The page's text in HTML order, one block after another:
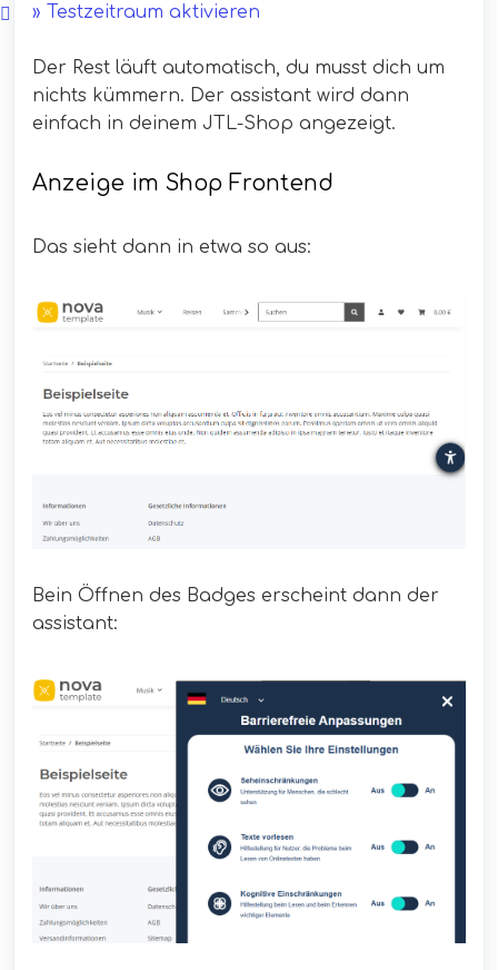
» Testzeitraum aktivieren
Der Rest läuft automatisch, du musst dich um
nichts kümmern. Der assistant wird dann
einfach in deinem JTL-Shop angezeigt.
Anzeige im Shop Frontend
Das sieht dann in etwa so aus:
Bein Öffnen des Badges erscheint dann der
assistant: